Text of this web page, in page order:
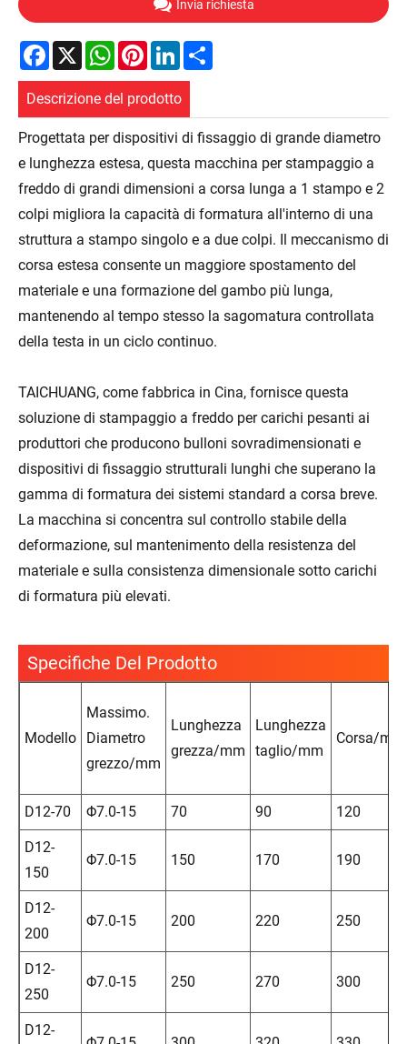
Invia richiesta
Facebook
X WhatsApp
PinterestLinkedIn
Descrizione del prodotto
Progettata per dispositivi di fissaggio di grande diametro
e lunghezza estesa, questa macchina per stampaggio a
freddo di grandi dimensioni a corsa lunga a 1 stampo e 2
colpi migliora la capacità di formatura all'interno di una
struttura a stampo singolo e a due colpi. Il meccanismo di
corsa estesa consente un maggiore spostamento del
materiale e una formazione del gambo più lunga,
mantenendo al tempo stesso la sagomatura controllata
della testa in un ciclo continuo.
TAICHUANG, come fabbrica in Cina, fornisce questa
soluzione di stampaggio a freddo per carichi pesanti ai
produttori che producono bulloni sovradimensionati e
dispositivi di fissaggio strutturali lunghi che superano la
gamma di formatura dei sistemi standard a corsa breve.
La macchina si concentra sul controllo stabile della
deformazione, sul mantenimento della resistenza del
materiale e sulla consistenza dimensionale sotto carichi
di formatura più elevati.
Specifiche Del Prodotto
Modello
Massimo.
Diametro
grezzo/mm
Lunghezza
grezza/mm
Lunghezza
taglio/mm
Corsa/mm
D12-70 Φ7.0-15 70 90 120
D12-
150
Φ7.0-15 150 170 190
D12-
200
Φ7.0-15 200 220 250
D12-
250
Φ7.0-15 250 270 300
D12-